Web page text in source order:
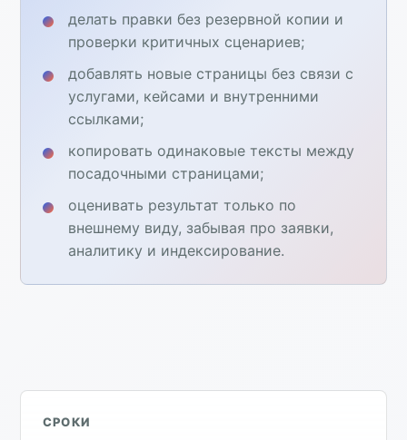
делать правки без резервной копии и
проверки критичных сценариев;
добавлять новые страницы без связи с
услугами, кейсами и внутренними
ссылками;
копировать одинаковые тексты между
посадочными страницами;
оценивать результат только по
внешнему виду, забывая про заявки,
аналитику и индексирование.
СРОКИ